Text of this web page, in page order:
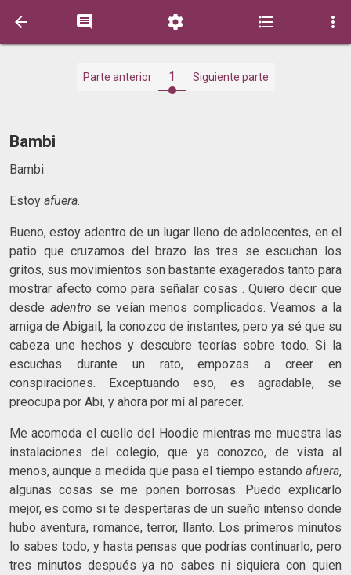
    
Parte anterior 1 Siguiente parte
Bambi
Bambi
Estoy afuera.
Bueno, estoy adentro de un lugar lleno de adolecentes, en el
patio que cruzamos del brazo las tres se escuchan los
gritos, sus movimientos son bastante exagerados tanto para
mostrar afecto como para señalar cosas . Quiero decir que
desde adentro se veían menos complicados. Veamos a la
amiga de Abigail, la conozco de instantes, pero ya sé que su
cabeza une hechos y descubre teorías sobre todo. Si la
escuchas durante un rato, empozas a creer en
conspiraciones. Exceptuando eso, es agradable, se
preocupa por Abi, y ahora por mí al parecer.
Me acomoda el cuello del Hoodie mientras me muestra las
instalaciones del colegio, que ya conozco, de vista al
menos, aunque a medida que pasa el tiempo estando afuera,
algunas cosas se me ponen borrosas. Puedo explicarlo
mejor, es como si te despertaras de un sueño intenso donde
hubo aventura, romance, terror, llanto. Los primeros minutos
lo sabes todo, y hasta pensas que podrías continuarlo, pero
tres minutos después ya no sabes ni siquiera con quien